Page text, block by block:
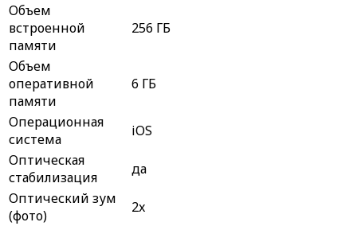
Объем
встроенной
памяти
256 ГБ
Объем
оперативной
памяти
6 ГБ
Операционная
система
iOS
Оптическая
стабилизация
да
Оптический зум
(фото)
2x